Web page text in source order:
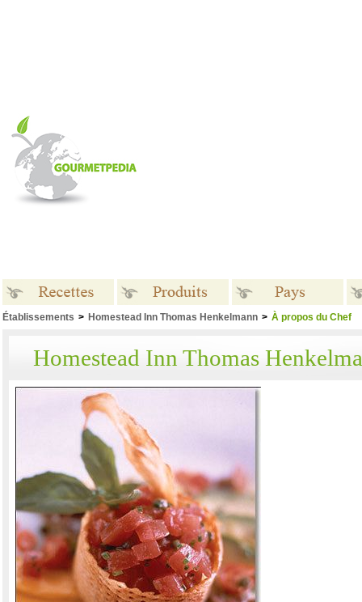
Établissements > Homestead Inn Thomas Henkelmann > À propos du Chef
Homestead Inn Thomas